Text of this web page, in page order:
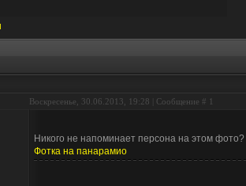
Воскресенье, 30.06.2013, 19:28 | Сообщение # 1
Никого не напоминает персона на этом фото?
Фотка на панарамио